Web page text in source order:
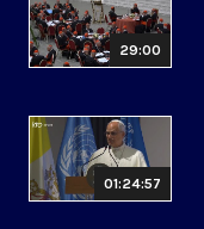
29:00
01:24:57